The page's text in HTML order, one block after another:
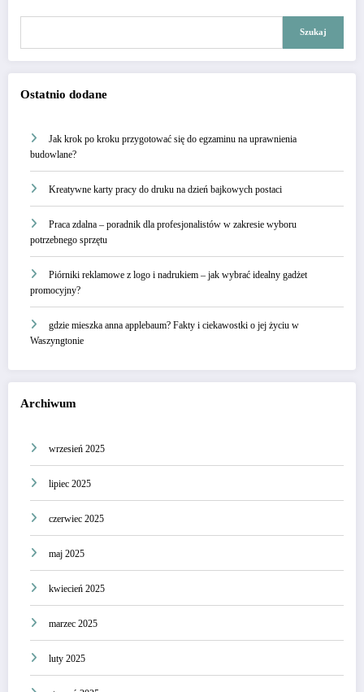
Szukaj
Ostatnio dodane
Jak krok po kroku przygotować się do egzaminu na uprawnienia
budowlane?
Kreatywne karty pracy do druku na dzień bajkowych postaci
Praca zdalna – poradnik dla profesjonalistów w zakresie wyboru
potrzebnego sprzętu
Piórniki reklamowe z logo i nadrukiem – jak wybrać idealny gadżet
promocyjny?
gdzie mieszka anna applebaum? Fakty i ciekawostki o jej życiu w
Waszyngtonie
Archiwum
wrzesień 2025
lipiec 2025
czerwiec 2025
maj 2025
kwiecień 2025
marzec 2025
luty 2025